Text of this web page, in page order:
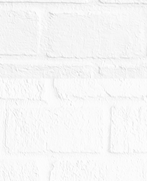
收及協議價購等事，
機關查詢有無使用上
均不得以此為由聲請
紙或網際網路之公告
賣公告內容為準。